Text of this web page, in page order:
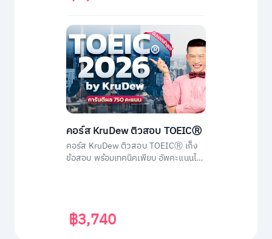
คอร์ส KruDew ติวสอบ TOEICⓇ
คอร์ส KruDew ติวสอบ TOEICⓇ เก็ง
ข้อสอบ พร้อมเทคนิคเพียบ อัพคะแนนได้
฿3,740